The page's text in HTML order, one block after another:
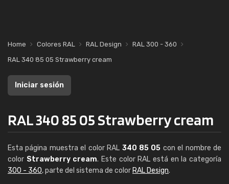
Home Colores RAL RAL Design
RAL 300 - 360
RAL 340 85 05 Strawberry cream
Iniciar sesión
RAL 340 85 05 Strawberry cream
Esta página muestra el color RAL 340 85 05 con el nombre de
color Strawberry cream. Este color RAL está en la categoría
300 - 360, parte del sistema de color RAL Design.